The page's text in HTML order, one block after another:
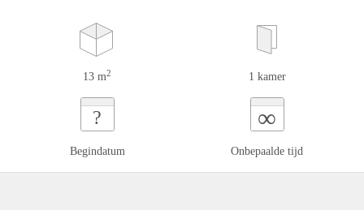
13 m2 1 kamer
?
Begindatum
∞
Onbepaalde tijd